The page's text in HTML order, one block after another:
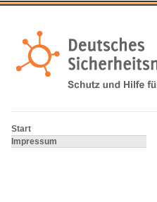
Start
Impressum